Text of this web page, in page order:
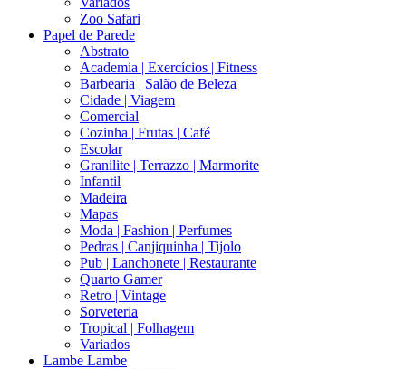
Zoo Safari
Papel de Parede
Abstrato
Academia | Exercícios | Fitness
Barbearia | Salão de Beleza
Cidade | Viagem
Comercial
Cozinha | Frutas | Café
Escolar
Granilite | Terrazzo | Marmorite
Infantil
Madeira
Mapas
Moda | Fashion | Perfumes
Pedras | Canjiquinha | Tijolo
Pub | Lanchonete | Restaurante
Quarto Gamer
Retro | Vintage
Sorveteria
Tropical | Folhagem
Variados
Lambe Lambe